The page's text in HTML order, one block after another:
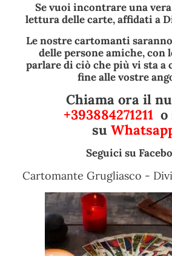
Se vuoi incontrare una
lettura delle carte, affidati a
Le nostre cartomanti
delle persone amiche, con
parlare di ciò che più vi sta a
fine alle vostre
Chiama ora il
+393884271211
su
Seguici su
Cartomante Grugliasco -